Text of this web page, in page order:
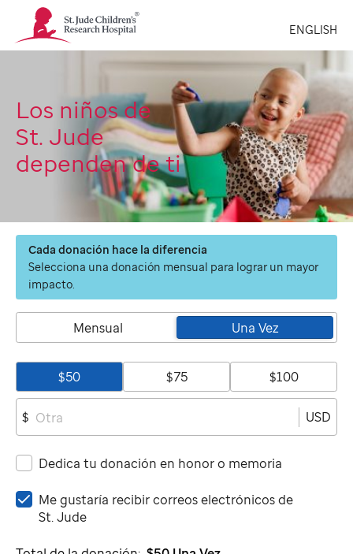
St.
Jude
Children's
Logo
ENGLISH
Los niños de
St. Jude
dependen de ti
Cada donación hace la diferencia
Selecciona una donación mensual para lograr un mayor
impacto.
Mensual Una Vez
$50 $75 $100
$ USD
Dedica tu donación en honor o memoria
Me
gustaría
Me gustaría recibir correos electrónicos de
St. Jude